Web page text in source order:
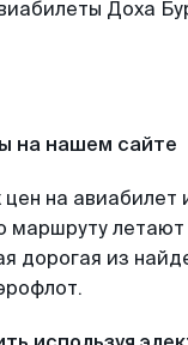
на нашем сайте
на
летают
дорогая из